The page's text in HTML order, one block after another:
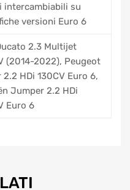
intercambiabili su
versioni Euro 6
2.3 Multijet
(2014-2022), Peugeot
2.2 HDi 130CV Euro 6,
Jumper 2.2 HDi
Euro 6